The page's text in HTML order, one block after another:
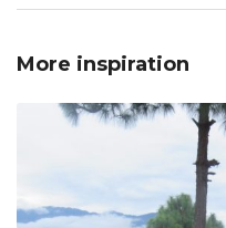
More inspiration